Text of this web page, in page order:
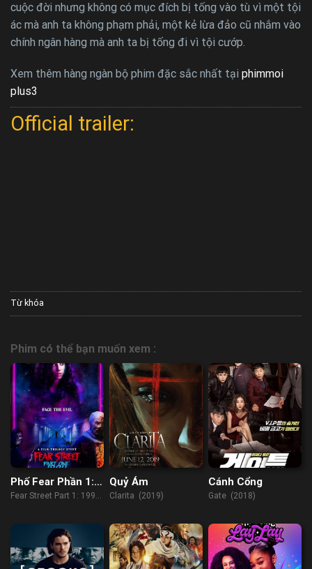
cuộc đời nhưng không có mục đích bị tống vào tù vì một tội
ác mà anh ta không phạm phải, một kẻ lừa đảo cũ nhắm vào
chính ngân hàng mà anh ta bị tống đi vì tội cướp.
Xem thêm hàng ngàn bộ phim đặc sắc nhất tại phimmoi
plus3
Official trailer:
Từ khóa
Phim có thể bạn muốn xem :
Phố Fear Phần 1:
1994
Fear Street Part 1: 1994
Quỷ Ám
Clarita (2019)
Cánh Cổng
Gate (2018)